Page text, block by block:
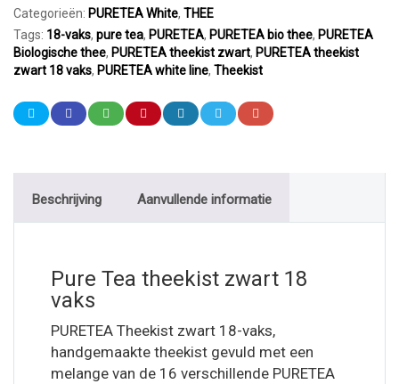
Categorieën: PURETEA White, THEE
Tags: 18-vaks, pure tea, PURETEA, PURETEA bio thee, PURETEA
Biologische thee, PURETEA theekist zwart, PURETEA theekist
zwart 18 vaks, PURETEA white line, Theekist
Beschrijving Aanvullende informatie
Pure Tea theekist zwart 18
vaks
PURETEA Theekist zwart 18-vaks,
handgemaakte theekist gevuld met een
melange van de 16 verschillende PURETEA